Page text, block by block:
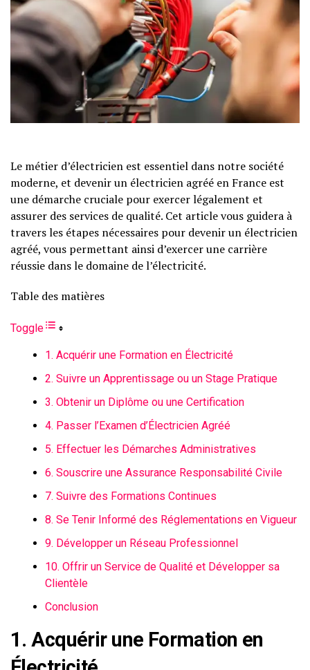
Le métier d’électricien est essentiel dans notre société
moderne, et devenir un électricien agréé en France est
une démarche cruciale pour exercer légalement et
assurer des services de qualité. Cet article vous guidera à
travers les étapes nécessaires pour devenir un électricien
agréé, vous permettant ainsi d’exercer une carrière
réussie dans le domaine de l’électricité.
Table des matières
Toggle
1. Acquérir une Formation en Électricité
2. Suivre un Apprentissage ou un Stage Pratique
3. Obtenir un Diplôme ou une Certification
4. Passer l’Examen d’Électricien Agréé
5. Effectuer les Démarches Administratives
6. Souscrire une Assurance Responsabilité Civile
7. Suivre des Formations Continues
8. Se Tenir Informé des Réglementations en Vigueur
9. Développer un Réseau Professionnel
10. Offrir un Service de Qualité et Développer sa
Clientèle
Conclusion
1. Acquérir une Formation en